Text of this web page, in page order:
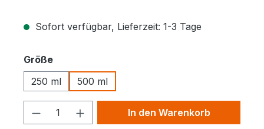
Sofort verfügbar, Lieferzeit: 1-3 Tage
Größeauswählen
250 ml
500 ml
Produkt Anzahl: Gib den
In den Warenkorb